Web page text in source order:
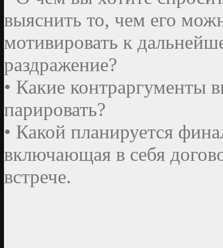
выяснить то, чем его
мотивировать к
раздражение?
• Какие контраргументы
парировать?
• Какой планируется
включающая в себя
встрече.